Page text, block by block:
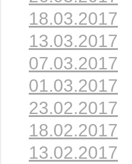
18.03.2017
13.03.2017
07.03.2017
01.03.2017
23.02.2017
18.02.2017
13.02.2017